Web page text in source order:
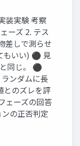
装実験 考察
ーズ 2. テス
差しで測らせ
もいい) ⚫ 見
同じ。 ⚫
ンダムに長
とのズレを評
ェーズの回答
の正否判定